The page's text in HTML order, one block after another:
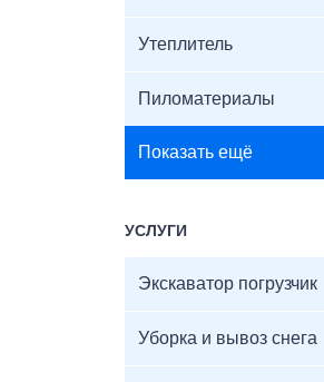
Утеплитель
Пиломатериалы
Показать ещё
УСЛУГИ
Экскаватор погрузчик
Уборка и вывоз снега